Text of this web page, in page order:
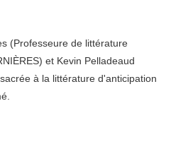
(Professeure de littérature
et Kevin Pelladeaud
à la littérature d'anticipation